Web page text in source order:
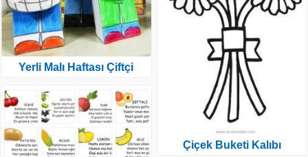
Yerli Malı Haftası Çiftçi
Çiçek Buketi Kalıbı